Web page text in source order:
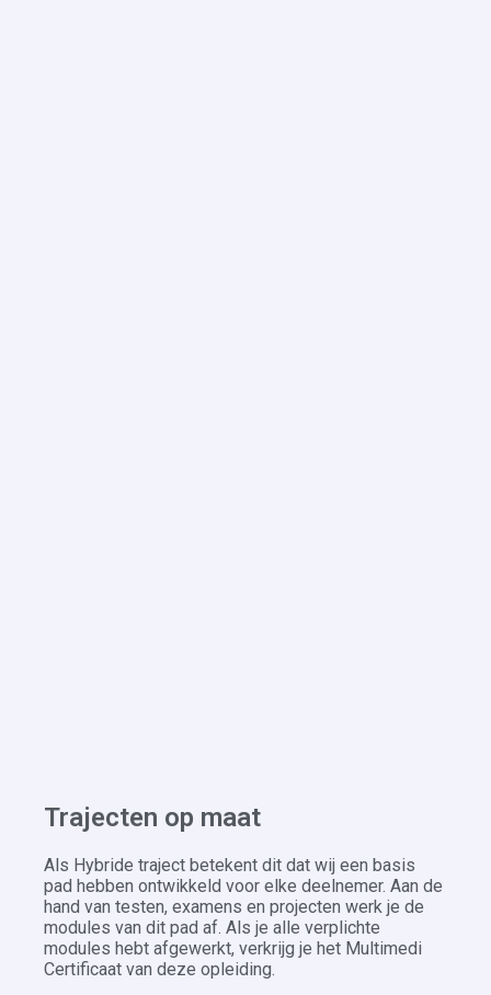
Trajecten op maat
Als Hybride traject betekent dit dat wij een basis
pad hebben ontwikkeld voor elke deelnemer. Aan de
hand van testen, examens en projecten werk je de
modules van dit pad af. Als je alle verplichte
modules hebt afgewerkt, verkrijg je het Multimedi
Certificaat van deze opleiding.